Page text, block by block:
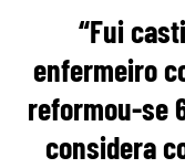
“Fui
enfermeiro
reformou-se
considera